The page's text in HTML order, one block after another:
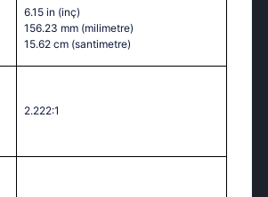
6.15 in (inç)
156.23 mm (milimetre)
15.62 cm (santimetre)
2.222:1